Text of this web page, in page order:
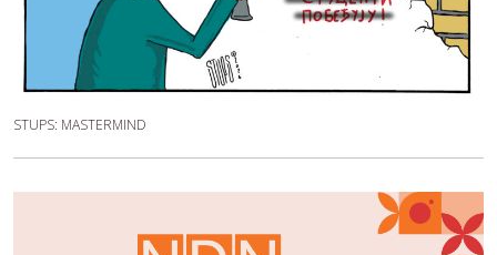
STUPS: MASTERMIND